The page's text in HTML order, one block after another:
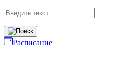
Расписание